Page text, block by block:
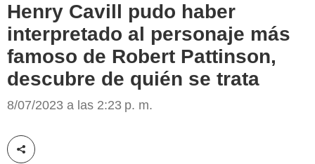
Henry Cavill pudo haber
interpretado al personaje más
famoso de Robert Pattinson,
descubre de quién se trata
8/07/2023 a las 2:23 p. m.
Compartir esta noticia
Henry Cavill y Robert Pattinson